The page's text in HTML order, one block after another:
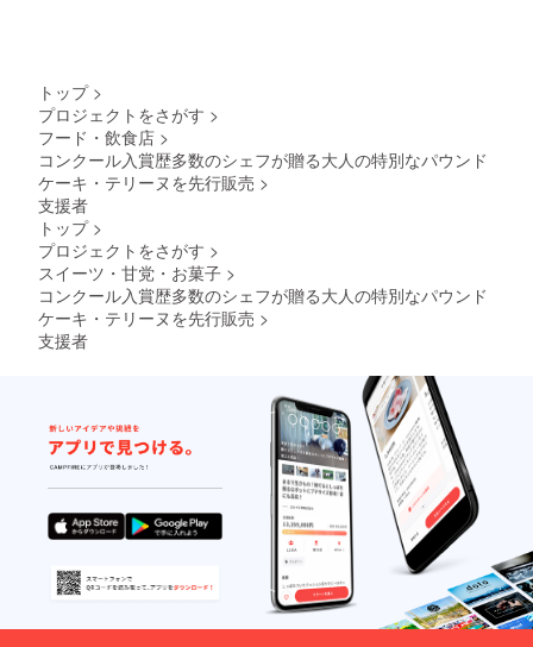
イス、
ナッ
縮あん
ず
ビュー
レ、ト
レハー
ス、
ベーキ
ングパ
ウ
ダー、
ソルビ
トー
ル、果
糖ぶど
子様、
方はご
料：
チョコ
レート
（国内
製造）
（ココ
アバ
ター
砂糖
乳糖
バター
ミルク
パウ
お召し
は製造
日より
に弱い
体質の
方、お
子様、
妊婦・
授乳期
の方、
及び車
を運転
される
方はご
注意、
ご遠慮
くださ
トップ >
プロジェクトをさがす >
フード・飲食店 >
コンクール入賞歴多数のシェフが贈る大人の特別なパウンド
ケーキ・テリーヌを先行販売 >
支援者
トップ >
プロジェクトをさがす >
スイーツ・甘党・お菓子 >
コンクール入賞歴多数のシェフが贈る大人の特別なパウンド
ケーキ・テリーヌを先行販売 >
支援者